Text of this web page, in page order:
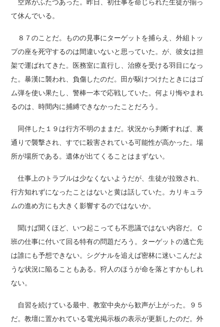
空席がふたつあった。昨日、初仕事を命じられた生徒が揃っ
て休んでいる。
８７のことだ。ものの見事にターゲットを捕らえ、外組トッ
プの座を死守するのは間違いないと思っていた。が、彼女は担
架で運ばれてきた。医務室に直行し、治療を受ける羽目になっ
た。暴漢に襲われ、負傷したのだ。田が駆けつけたときにはゴ
ム弾を使い果たし、警棒一本で応戦していた。何より悔やまれ
るのは、時間内に捕縛できなかったことだろう。
同伴した１９は行方不明のままだ。状況から判断すれば、裏
通りで襲撃され、すでに殺害されている可能性が高かった。場
所が場所である。遺体が出てくることはまずない。
仕事上のトラブルは少なくないようだが、生徒が拉致され、
行方知れずになったことはないと黄は話していた。カリキュラ
ムの進め方にも大きく影響するのではないか。
聞けば聞くほど、いつ起こっても不思議ではない内容だ。Ｃ
班の仕事に付いて回る特有の問題だろう。ターゲットの逃亡先
は誰にも予想できない。シグナルを追えば密林に迷いこんだよ
うな状況に陥ることもある。狩人のほうが命を落とすかもしれ
ない。
自習を続けている最中、教室中央から歓声が上がった。９５
だ。教壇に置かれている電光掲示板の表示が更新したのだ。外